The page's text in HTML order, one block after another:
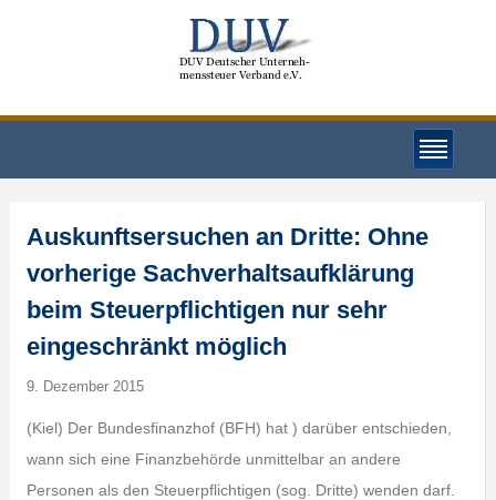
Auskunftsersuchen an Dritte: Ohne
vorherige Sachverhaltsaufklärung
beim Steuerpflichtigen nur sehr
eingeschränkt möglich
9. Dezember 2015
(Kiel) Der Bundesfinanzhof (BFH) hat ) darüber entschieden,
wann sich eine Finanzbehörde unmittelbar an andere
Personen als den Steuerpflichtigen (sog. Dritte) wenden darf.